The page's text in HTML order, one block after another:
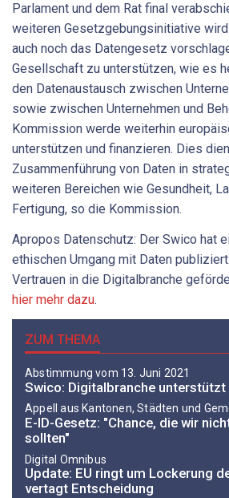
Parlament und dem Rat final
weiteren Gesetzgebungsinitiative
auch noch das Datengesetz
Gesellschaft zu unterstützen, wie es
den Datenaustausch zwischen
sowie zwischen Unternehmen und
Kommission werde weiterhin
unterstützen und finanzieren. Dies
Zusammenführung von Daten in
weiteren Bereichen wie Gesundheit,
Fertigung, so die Kommission.
Apropos Datenschutz: Der Swico hat
ethischen Umgang mit Daten
Vertrauen in die Digitalbranche
hier mehr dazu.
ZUM THEMA
Abstimmung vom 13. Juni 2021
Swico: Digitalbranche unterstützt
Appell aus Kantonen, Städten und
E-ID-Gesetz: "Chance, die wir
sollten"
Digital Omnibus
Update: EU ringt um Lockerung
vertagt Entscheidung